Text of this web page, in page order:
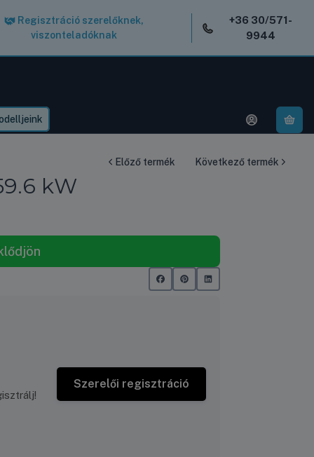
Regisztráció szerelőknek,
viszonteladóknak
+36 30/571-
9944
Előző termék Következő termék
kW
Szerelői regisztráció